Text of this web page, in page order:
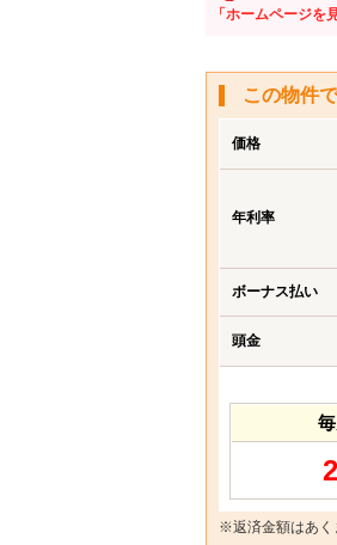
「ホームページを
この物件
価格
年利率
ボーナス払い
頭金
※返済金額はあく